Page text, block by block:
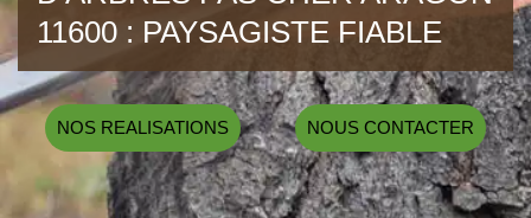
11600 : PAYSAGISTE FIABLE
NOS REALISATIONS NOUS CONTACTER